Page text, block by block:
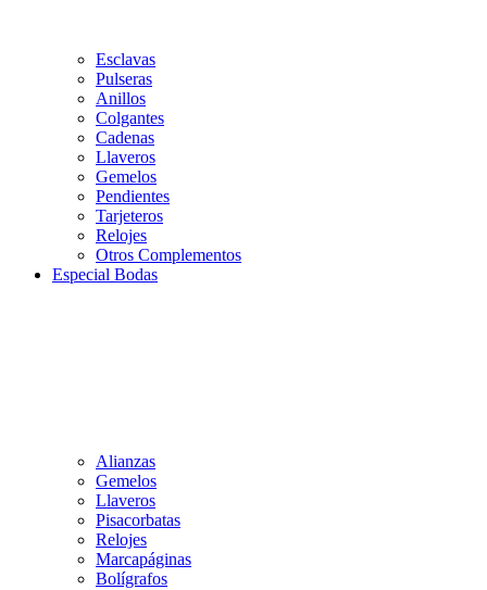
Esclavas
Pulseras
Anillos
Colgantes
Cadenas
Llaveros
Gemelos
Pendientes
Tarjeteros
Relojes
Otros Complementos
Especial Bodas
Alianzas
Gemelos
Llaveros
Pisacorbatas
Relojes
Marcapáginas
Bolígrafos